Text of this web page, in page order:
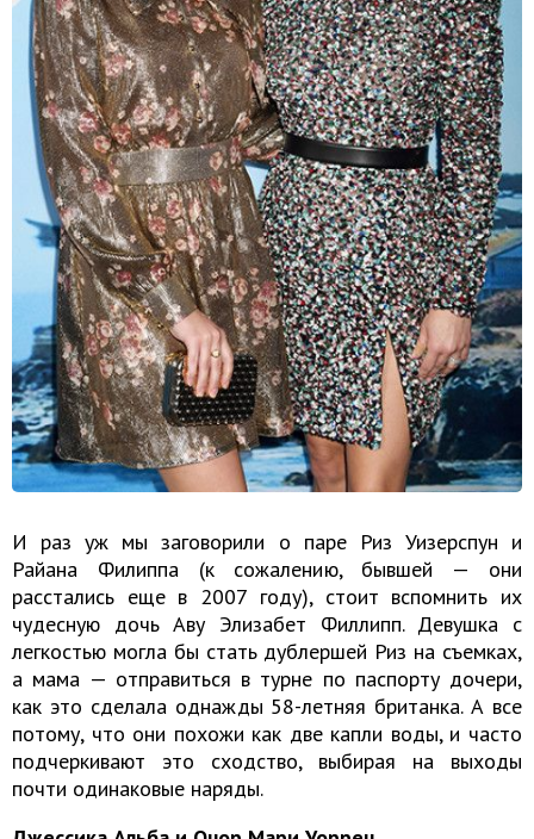
И раз уж мы заговорили о паре Риз Уизерспун и
Райана Филиппа (к сожалению, бывшей — они
расстались еще в 2007 году), стоит вспомнить их
чудесную дочь Аву Элизабет Филлипп. Девушка с
легкостью могла бы стать дублершей Риз на съемках,
а мама — отправиться в турне по паспорту дочери,
как это сделала однажды 58-летняя британка. А все
потому, что они похожи как две капли воды, и часто
подчеркивают это сходство, выбирая на выходы
почти одинаковые наряды.